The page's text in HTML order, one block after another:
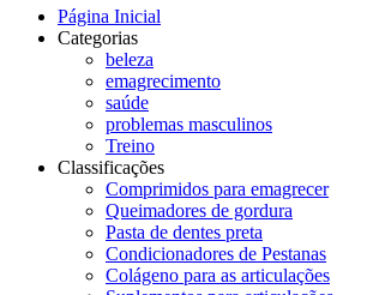
Página Inicial
Categorias
beleza
emagrecimento
saúde
problemas masculinos
Treino
Classificações
Comprimidos para emagrecer
Queimadores de gordura
Pasta de dentes preta
Condicionadores de Pestanas
Colágeno para as articulações